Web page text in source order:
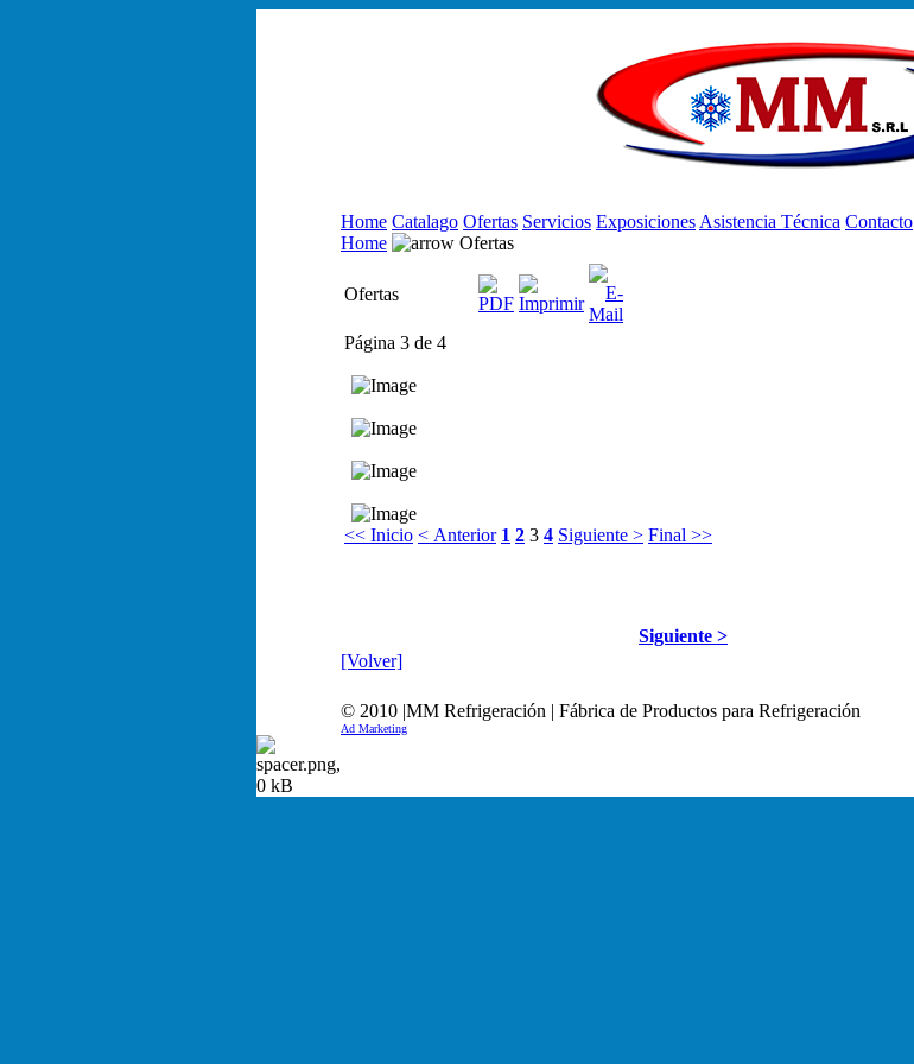
Home Catalago Ofertas Servicios Exposiciones Asistencia Técnica Contacto
Home
Ofertas
Ofertas
Página 3 de 4
<< Inicio < Anterior 1 2 3 4 Siguiente > Final >>
Siguiente >
[Volver]
© 2010 |MM Refrigeración | Fábrica de Productos para Refrigeración
Ad Marketing